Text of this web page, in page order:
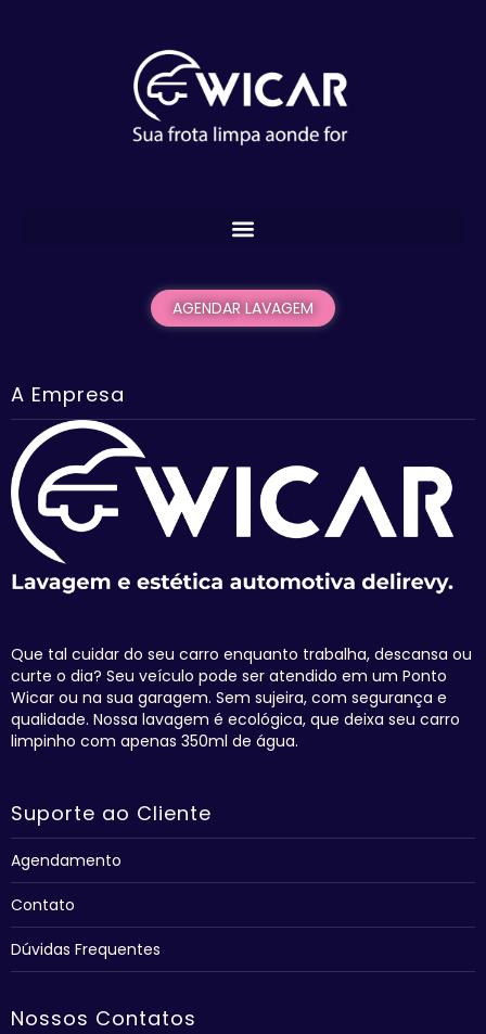
AGENDAR LAVAGEM
A Empresa
Que tal cuidar do seu carro enquanto trabalha, descansa ou
curte o dia? Seu veículo pode ser atendido em um Ponto
Wicar ou na sua garagem. Sem sujeira, com segurança e
qualidade. Nossa lavagem é ecológica, que deixa seu carro
limpinho com apenas 350ml de água.
Suporte ao Cliente
Agendamento
Contato
Dúvidas Frequentes
Nossos Contatos